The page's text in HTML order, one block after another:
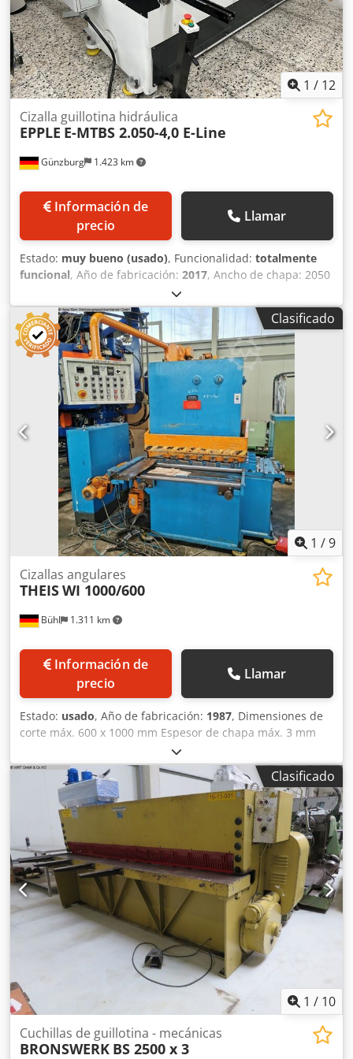
1 / 12
Günzburg 1.423 km
Cizalla guillotina hidráulica
EPPLE E-MTBS 2.050-4,0 E-Line
Información de
precio
Llamar
Estado: muy bueno (usado), Funcionalidad: totalmente
funcional, Año de fabricación: 2017, Ancho de chapa: 2050
mm Espesor de chapa: 4 mm Carrera: 41 mm/min Altura
de mesa: 850 mm Peso de la máquina aprox.: 2.900 kg
Codezbarnspfx Aptoha Dimensiones: 2700 x 2200 x 1400
mm
Clasificado
1 /9
Bühl 1.311 km
Cizallas angulares
THEISWI 1000/600
Información de
precio
Llamar
Estado: usado, Año de fabricación: 1987, Dimensiones de
corte máx. 600 x 1000 mm Espesor de chapa máx. 3 mm
Ángulo de corte 1,5 ° Tope lateral ajustable eléctricamente
0 - 1010 mm Tope trasero ajustable eléctricamente 0 - 610
mm Número de carreras 60 carreras/min Potencia total
necesaria 14 kW Peso de la máquina aprox. 8,7 toneladas
Dimensiones de la máquina L x A x A 2,5 x 2,18 x 2,3 m
Cedjtqql Ijpfx Aptjha Accesorios: Apilador de chapas sobre
raíles
Clasificado
1 / 10
Cuchillas de guillotina - mecánicas
BRONSWERK BS 2500 x 3